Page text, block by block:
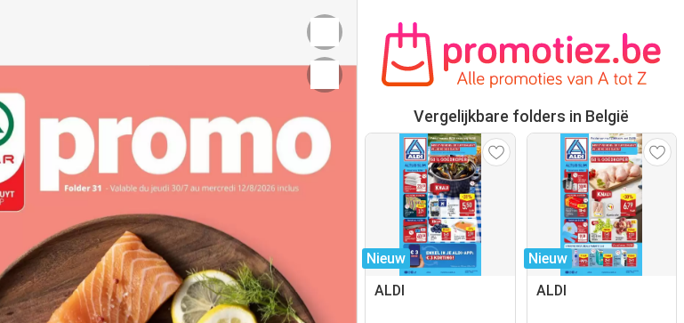
Vergelijkbare folders in België
Nieuw
ALDI
Nieuw
ALDI